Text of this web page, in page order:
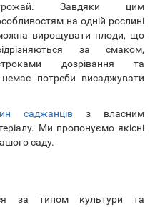
Завдяки цим
на одній рослині
вирощувати плоди, що
за смаком,
дозрівання та
потреби висаджувати
саджанців з власним
Ми пропонуємо якісні
саду.
за типом культури та